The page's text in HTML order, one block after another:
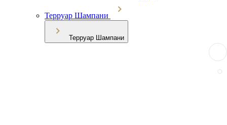
Терруар Шампани
Терруар Шампани